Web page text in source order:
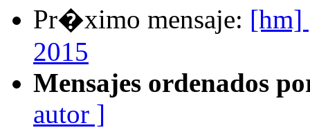
Pr�ximo mensaje: [hm]
2015
Mensajes ordenados
autor ]